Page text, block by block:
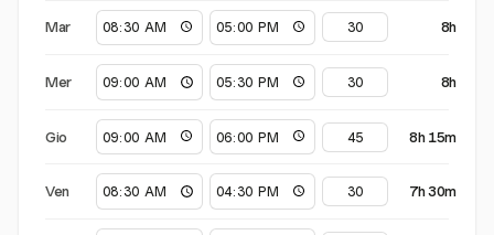
Mar 8h
Mer 8h
Gio 8h 15m
Ven 7h 30m